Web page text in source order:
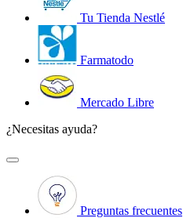
Tu Tienda Nestlé
Farmatodo
Mercado Libre
¿Necesitas ayuda?
Preguntas frecuentes